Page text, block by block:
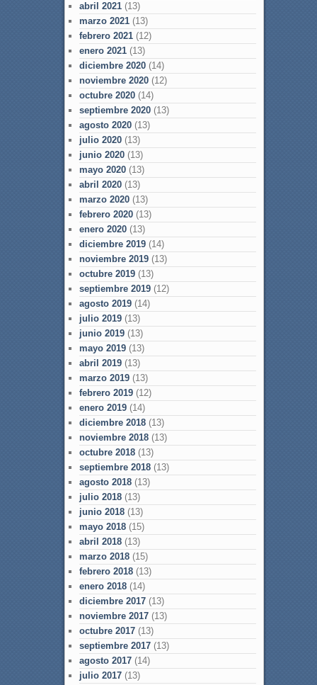
abril 2021(13)
marzo 2021(13)
febrero 2021(12)
enero 2021(13)
diciembre 2020(14)
noviembre 2020(12)
octubre 2020(14)
septiembre 2020(13)
agosto 2020(13)
julio 2020(13)
junio 2020(13)
mayo 2020(13)
abril 2020(13)
marzo 2020(13)
febrero 2020(13)
enero 2020(13)
diciembre 2019(14)
noviembre 2019(13)
octubre 2019(13)
septiembre 2019(12)
agosto 2019(14)
julio 2019(13)
junio 2019(13)
mayo 2019(13)
abril 2019(13)
marzo 2019(13)
febrero 2019(12)
enero 2019(14)
diciembre 2018(13)
noviembre 2018(13)
octubre 2018(13)
septiembre 2018(13)
agosto 2018(13)
julio 2018(13)
junio 2018(13)
mayo 2018(15)
abril 2018(13)
marzo 2018(15)
febrero 2018(13)
enero 2018(14)
diciembre 2017(13)
noviembre 2017(13)
octubre 2017(13)
septiembre 2017(13)
agosto 2017(14)
julio 2017(13)